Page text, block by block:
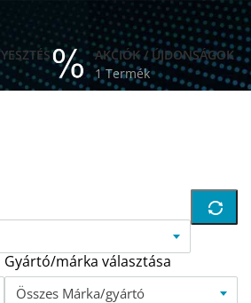
AKCIÓK / ÚJDONSÁGOK
1 Termék
Gyártó/márka választása
Összes Márka/gyártó